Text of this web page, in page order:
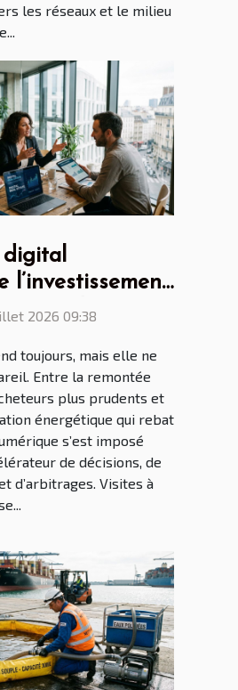
les réseaux et le milieu
digital
l’investissement
regards croisés
2026 09:38
toujours, mais elle ne
Entre la remontée
plus prudents et
énergétique qui rebat
s’est imposé
de décisions, de
d’arbitrages. Visites à